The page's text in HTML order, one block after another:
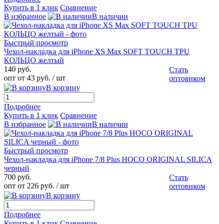
Купить в 1 клик Сравнение
В избранное
В наличии
Быстрый просмотр
Чехол-накладка для iPhone XS Max SOFT TOUCH TPU
КОЛЬЦО желтый
140 руб.
опт от 43 руб. / шт
Стать
оптовиком
В корзину
Подробнее
Купить в 1 клик Сравнение
В избранное
В наличии
Быстрый просмотр
Чехол-накладка для iPhone 7/8 Plus HOCO ORIGINAL SILICA
черный
700 руб.
опт от 226 руб. / шт
Стать
оптовиком
В корзину
Подробнее